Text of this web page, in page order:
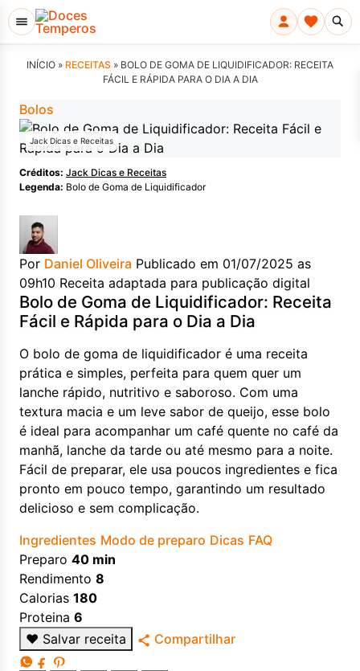
INÍCIO » RECEITAS » BOLO DE GOMA DE LIQUIDIFICADOR: RECEITA
FÁCIL E RÁPIDA PARA O DIA A DIA
Bolos
Jack Dicas e Receitas
Créditos: Jack Dicas e Receitas
Legenda: Bolo de Goma de Liquidificador
Por Daniel Oliveira Publicado em 01/07/2025 as
09h10 Receita adaptada para publicação digital
Bolo de Goma de Liquidificador: Receita
Fácil e Rápida para o Dia a Dia
O bolo de goma de liquidificador é uma receita
prática e simples, perfeita para quem quer um
lanche rápido, nutritivo e saboroso. Com uma
textura macia e um leve sabor de queijo, esse bolo
é ideal para acompanhar um café quente no café da
manhã, lanche da tarde ou até mesmo para a noite.
Fácil de preparar, ele usa poucos ingredientes e fica
pronto em pouco tempo, garantindo um resultado
delicioso e sem complicação.
Ingredientes Modo de preparo Dicas FAQ
Preparo 40 min
Rendimento 8
Calorias 180
Proteina 6
♥ Salvar receita Compartilhar